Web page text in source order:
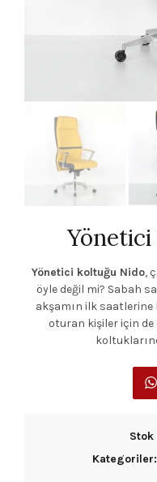
Yönetici koltuğu Nido,
öyle değil mi? Sabah
akşamın ilk saatlerine
oturan kişiler için
Stok
Kategoriler: